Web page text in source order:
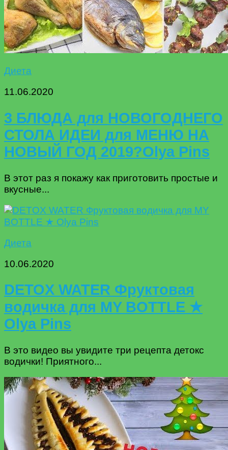
Диета
11.06.2020
3 БЛЮДА для НОВОГОДНЕГО
СТОЛА ИДЕИ для МЕНЮ НА
НОВЫЙ ГОД 2019?Olya Pins
В этот раз я покажу как приготовить простые и
вкусные...
Диета
10.06.2020
DETOX WATER Фруктовая
водичка для MY BOTTLE ★
Olya Pins
В это видео вы увидите три рецепта детокс
водички! Приятного...